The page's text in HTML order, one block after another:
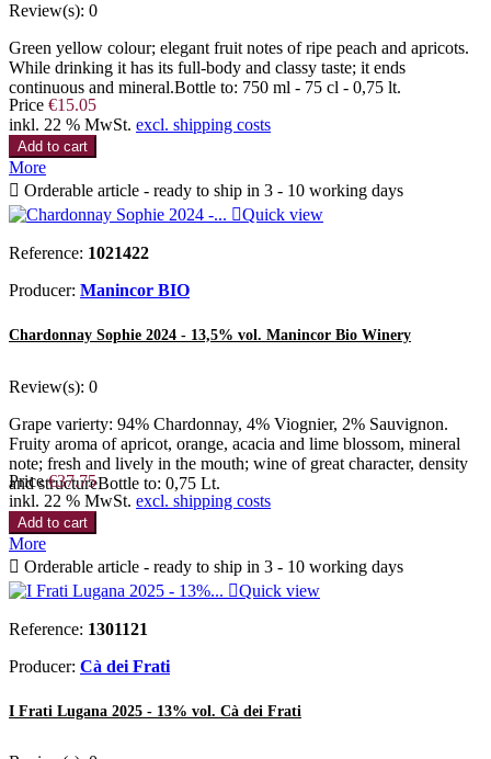
Review(s): 0
Green yellow colour; elegant fruit notes of ripe peach and apricots.
While drinking it has its full-body and classy taste; it ends
continuous and mineral.Bottle to: 750 ml - 75 cl - 0,75 lt.
Price €15.05
inkl. 22 % MwSt. excl. shipping costs
Add to cart
More
 Orderable article - ready to ship in 3 - 10 working days
Quick view
Reference: 1021422
Producer: Manincor BIO
Chardonnay Sophie 2024 - 13,5% vol. Manincor Bio Winery
Review(s): 0
Grape varierty: 94% Chardonnay, 4% Viognier, 2% Sauvignon.
Fruity aroma of apricot, orange, acacia and lime blossom, mineral
note; fresh and lively in the mouth; wine of great character, density
and structureBottle to: 0,75 Lt.
Price €37.75
inkl. 22 % MwSt. excl. shipping costs
Add to cart
More
 Orderable article - ready to ship in 3 - 10 working days
Quick view
Reference: 1301121
Producer: Cà dei Frati
I Frati Lugana 2025 - 13% vol. Cà dei Frati